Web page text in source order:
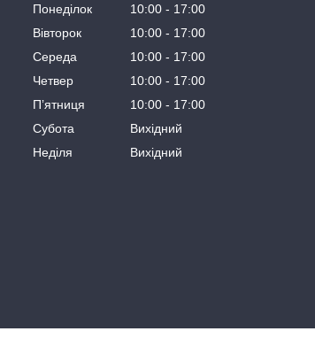
Понеділок 10:00
17:00
Вівторок
10:00
17:00
Середа
10:00
17:00
Четвер
10:00
17:00
Пʼятниця
10:00
17:00
Субота
Вихідний
Неділя
Вихідний